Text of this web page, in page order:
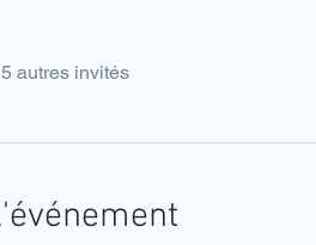
autres invités